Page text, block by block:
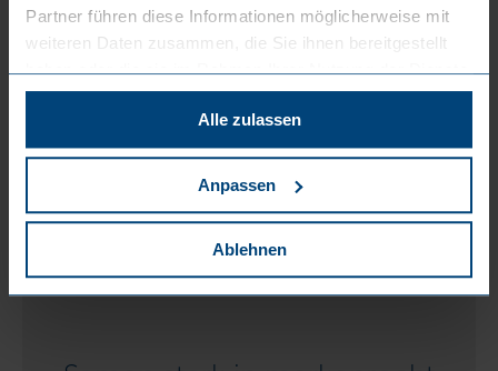
Partner führen diese Informationen möglicherweise mit
weiteren Daten zusammen, die Sie ihnen bereitgestellt
haben oder die sie im Rahmen Ihrer Nutzung der Dienste
gesammelt haben. Sie können der Verwendung von
notwendigen Cookies zustimmenoder
individuelle Auswahl bestätigen.
Alle zulassen
Anpassen
Ablehnen